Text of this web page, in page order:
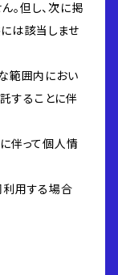
。但し、次に掲
は該当しませ
範囲内におい
することに伴
伴って個人情
利用する場合